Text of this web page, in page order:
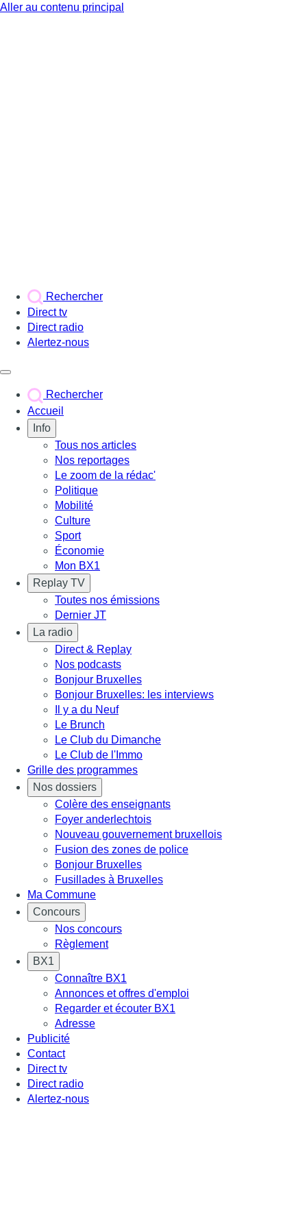
Aller au contenu principal
Rechercher
Direct tv
Direct radio
Alertez-nous
Rechercher
Accueil
Info
Tous nos articles
Nos reportages
Le zoom de la rédac'
Politique
Mobilité
Culture
Sport
Économie
Mon BX1
Replay TV
Toutes nos émissions
Dernier JT
La radio
Direct & Replay
Nos podcasts
Bonjour Bruxelles
Bonjour Bruxelles: les interviews
Il y a du Neuf
Le Brunch
Le Club du Dimanche
Le Club de l'Immo
Grille des programmes
Nos dossiers
Colère des enseignants
Foyer anderlechtois
Nouveau gouvernement bruxellois
Fusion des zones de police
Bonjour Bruxelles
Fusillades à Bruxelles
Ma Commune
Concours
Nos concours
Règlement
BX1
Connaître BX1
Annonces et offres d'emploi
Regarder et écouter BX1
Adresse
Publicité
Contact
Direct tv
Direct radio
Alertez-nous